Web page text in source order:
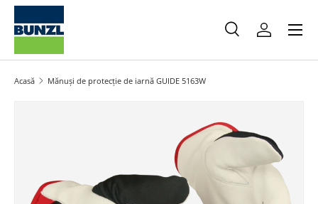
Salt la conținut
Caută
Caută
Meniu
Acasă Mănuși de protecție de iarnă GUIDE 5163W